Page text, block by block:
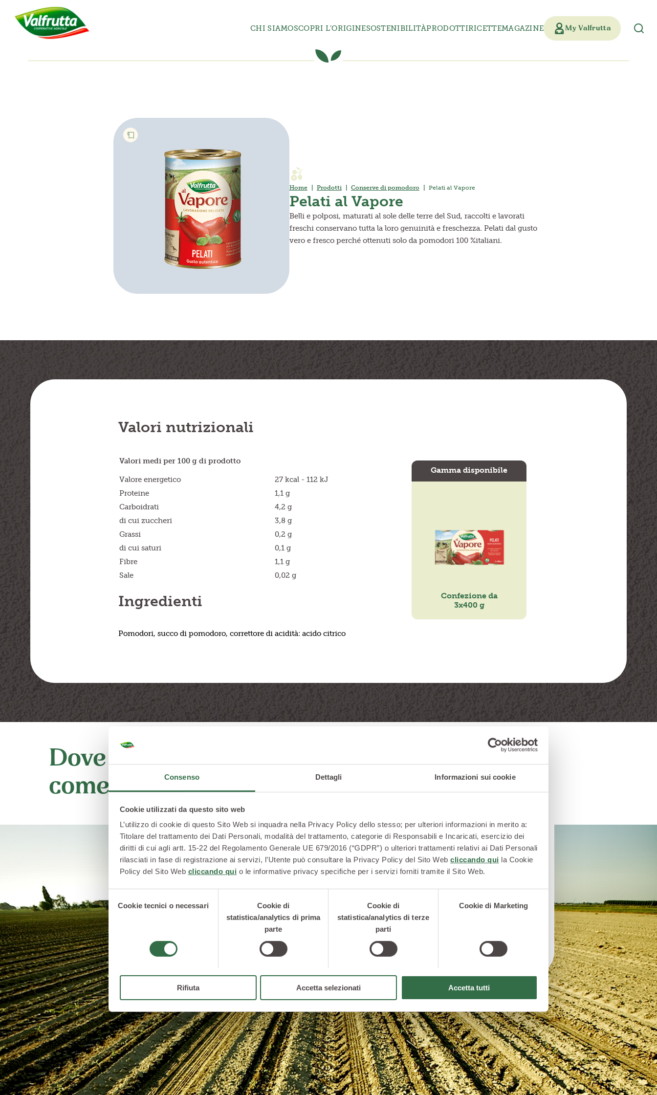
Consenso Dettagli Informazioni sui cookie
Cookie utilizzati da questo sito web
L’utilizzo di cookie di questo Sito Web si inquadra nella Privacy Policy dello stesso; per ulteriori informazioni in merito a:
Titolare del trattamento dei Dati Personali, modalità del trattamento, categorie di Responsabili e Incaricati, esercizio dei
diritti di cui agli artt. 15-22 del Regolamento Generale UE 679/2016 (“GDPR”) o ulteriori trattamenti relativi ai Dati Personali
rilasciati in fase di registrazione ai servizi, l’Utente può consultare la Privacy Policy del Sito Web cliccando qui la Cookie
Policy del Sito Web cliccando qui o le informative privacy specifiche per i servizi forniti tramite il Sito Web.
del
consenso
Cookie tecnici o necessari
Cookie di
statistica/analytics di prima
parte
Cookie di
statistica/analytics di terze
parti
Cookie di Marketing
Rifiuta Accetta selezionati Accetta tutti
CHI SIAMOSCOPRI L’ORIGINESOSTENIBILITÀPRODOTTIRICETTEMAGAZINE My Valfrutta
Home Prodotti Conserve di pomodoro Pelati al Vapore
Pelati al Vapore
Belli e polposi, maturati al sole delle terre del Sud, raccolti e lavorati
freschi conservano tutta la loro genuinità e freschezza. Pelati dal gusto
vero e fresco perché ottenuti solo da pomodori 100 %italiani.
Valori nutrizionali
Valori medi per 100 g di prodotto
Valore energetico
27 kcal - 112 kJ
Proteine
1,1 g
Carboidrati
4,2 g
di cui zuccheri
3,8 g
Grassi
0,2 g
di cui saturi
0,1 g
Fibre
1,1 g
Sale
0,02 g
Ingredienti
Pomodori, succo di pomodoro, correttore di acidità: acido citrico
Gamma disponibile
Confezione da
3x400 g
Dove li coltiviamo e
come li lavoriamo
I Pomodori Valfrutta provengono dai nostri
campi, inMolise,PugliaeBasilicata
ottimali.
Il sapore naturale e genuino dei pomodori si
mantiene intatto grazie ad una delicata
lavorazione al vapore